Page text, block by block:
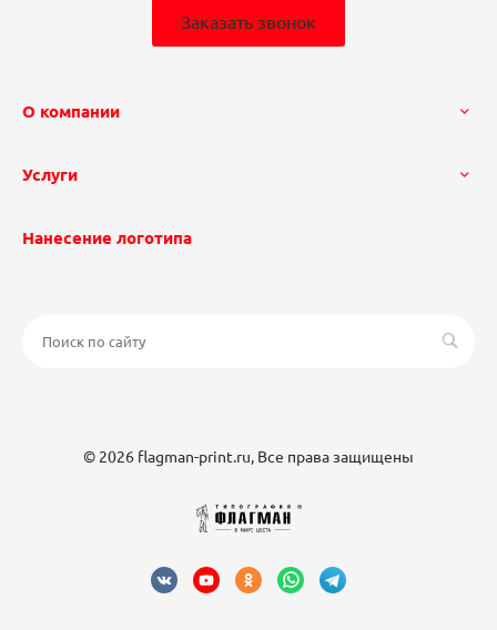
Заказать звонок
О компании
Услуги
Нанесение логотипа
© 2026 flagman-print.ru, Все права защищены